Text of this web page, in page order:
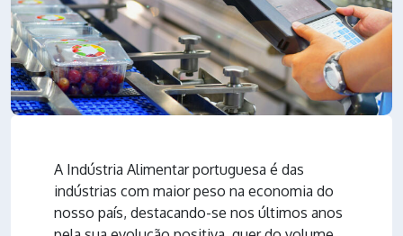
A Indústria Alimentar portuguesa é das
indústrias com maior peso na economia do
nosso país, destacando-se nos últimos anos